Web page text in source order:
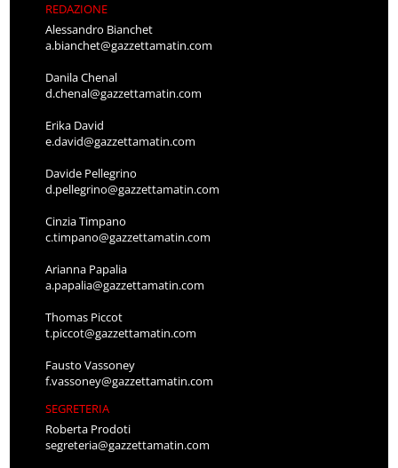
REDAZIONE
Alessandro Bianchet
a.bianchet@gazzettamatin.com
Danila Chenal
d.chenal@gazzettamatin.com
Erika David
e.david@gazzettamatin.com
Davide Pellegrino
d.pellegrino@gazzettamatin.com
Cinzia Timpano
c.timpano@gazzettamatin.com
Arianna Papalia
a.papalia@gazzettamatin.com
Thomas Piccot
t.piccot@gazzettamatin.com
Fausto Vassoney
f.vassoney@gazzettamatin.com
SEGRETERIA
Roberta Prodoti
segreteria@gazzettamatin.com